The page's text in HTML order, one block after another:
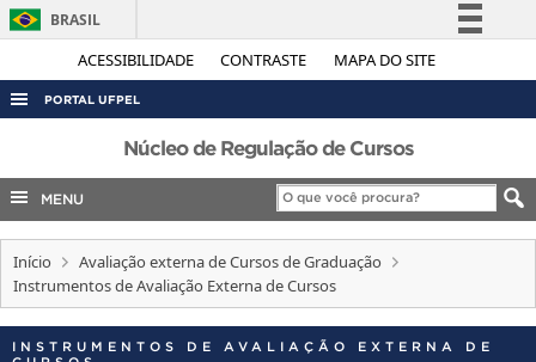
ACESSIBILIDADE CONTRASTE MAPA DO SITE
BRASIL
Simplifique!
Legislação
Canais
PORTAL UFPEL
ACESSO À INFORMAÇÃO
AUDITORIA
COBALTO
CONCURSOS
INTERNACIONAL
Núcleo de Regulação de Cursos
MENU
Início
Avaliação externa de Cursos de Graduação
Instrumentos de Avaliação Externa de Cursos
INSTRUMENTOS DE AVALIAÇÃO EXTERNA DE